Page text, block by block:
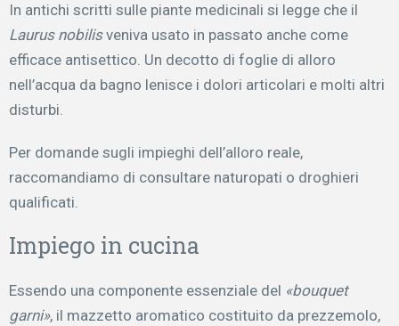
In antichi scritti sulle piante medicinali si legge che il
Laurus nobilisveniva usato in passato anche come
efficace antisettico. Un decotto di foglie di alloro
nell’acqua da bagno lenisce i dolori articolari e molti altri
disturbi.
Per domande sugli impieghi dell’alloro reale,
raccomandiamo di consultare naturopati o droghieri
qualificati.
Impiego in cucina
Essendo una componente essenziale del «bouquet
garni», il mazzetto aromatico costituito da prezzemolo,